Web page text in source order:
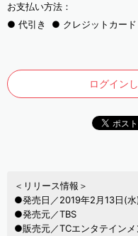
お支払い方法：
代引き
クレジットカード
ログイン
＜リリース情報＞
●発売日／2019年2月13日(水
●発売元／TBS
●販売元／TCエンタテインメ